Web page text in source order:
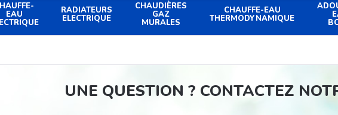
EAU RADIATEURS
ELECTRIQUE
CHAUDIÈRES
GAZ
MURALES
CHAUFFE-EAU
THERMODYNAMIQUE
UNE QUESTION ? CONTACTEZ